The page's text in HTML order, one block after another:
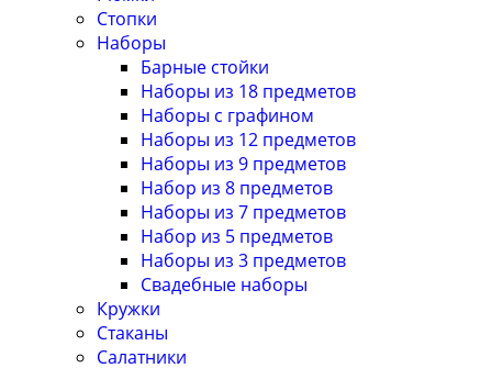
Стопки
Наборы
Барные стойки
Наборы из 18 предметов
Наборы с графином
Наборы из 12 предметов
Наборы из 9 предметов
Набор из 8 предметов
Наборы из 7 предметов
Набор из 5 предметов
Наборы из 3 предметов
Свадебные наборы
Кружки
Стаканы
Салатники